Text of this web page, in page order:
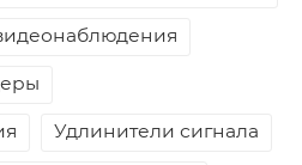
Удлинители сигнала